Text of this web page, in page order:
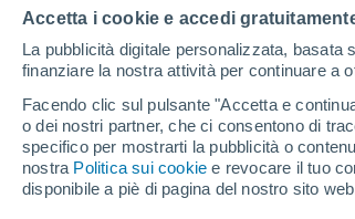
Accetta i cookie e accedi
La pubblicità digitale personalizzata,
finanziare la nostra attività per continuare a
Facendo clic sul pulsante "Accetta e
o dei nostri partner, che ci consentono di
specifico per mostrarti la pubblicità o
nostra Politica sui cookie e revocare il tuo
disponibile a piè di pagina del nostro sito
Home Austria Bassa Austria
Previsioni
02:52 Venerdì